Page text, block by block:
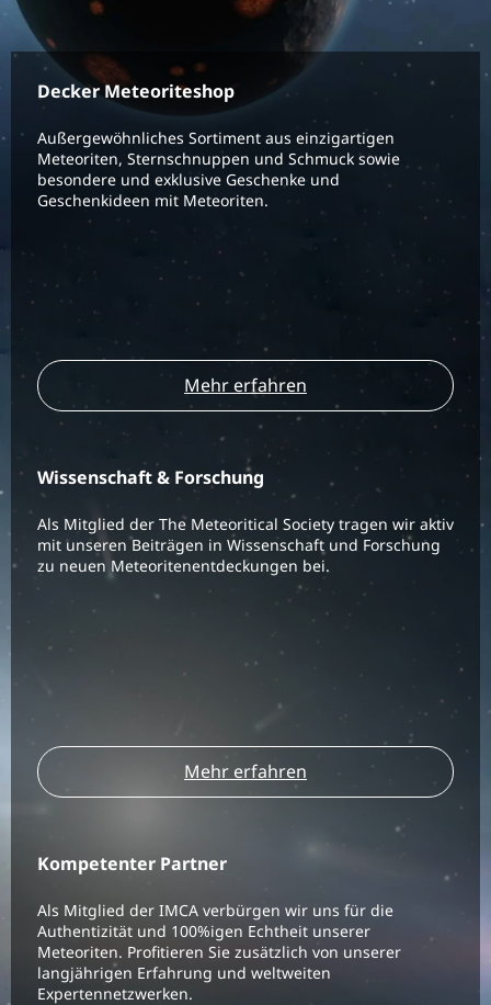
Decker Meteoriteshop
Außergewöhnliches Sortiment aus einzigartigen
Meteoriten, Sternschnuppen und Schmuck sowie
besondere und exklusive Geschenke und
Geschenkideen mit Meteoriten.
Mehr erfahren
Wissenschaft & Forschung
Als Mitglied der The Meteoritical Society tragen wir aktiv
mit unseren Beiträgen in Wissenschaft und Forschung
zu neuen Meteoritenentdeckungen bei.
Mehr erfahren
Kompetenter Partner
Als Mitglied der IMCA verbürgen wir uns für die
Authentizität und 100%igen Echtheit unserer
Meteoriten. Profitieren Sie zusätzlich von unserer
langjährigen Erfahrung und weltweiten
Expertennetzwerken.